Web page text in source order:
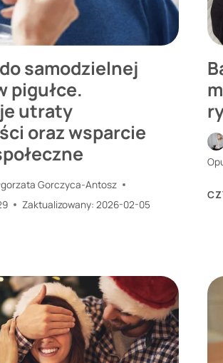
samodzielnej
pigułce.
utraty
oraz wsparcie
Gorczyca-Antosz
Zaktualizowany: 2026-02-05